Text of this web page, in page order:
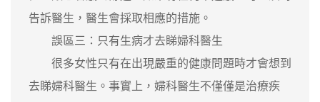
告訴醫生，醫生會採取相應的措施。
誤區三：只有生病才去睇婦科醫生
很多女性只有在出現嚴重的健康問題時才會想到
去睇婦科醫生。事實上，婦科醫生不僅僅是治療疾